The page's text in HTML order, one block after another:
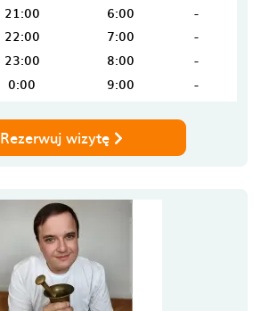
21:00 6:00
-
22:00 7:00
-
23:00 8:00
-
0:00 9:00 -
Rezerwuj wizytę